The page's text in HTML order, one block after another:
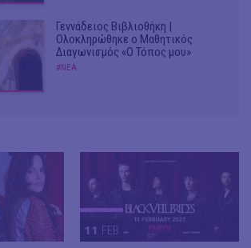
Γεννάδειος Βιβλιοθήκη |
Ολοκληρώθηκε ο Μαθητικός
Διαγωνισμός «Ο Τόπος μου»
#ΝΕΑ
11 FEB